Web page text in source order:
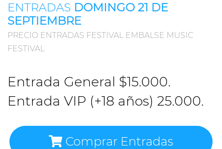
ENTRADAS DOMINGO 21 DE
SEPTIEMBRE
PRECIO ENTRADAS FESTIVAL EMBALSE MUSIC
FESTIVAL
Entrada General $15.000.
Entrada VIP (+18 años) 25.000.
Comprar Entradas